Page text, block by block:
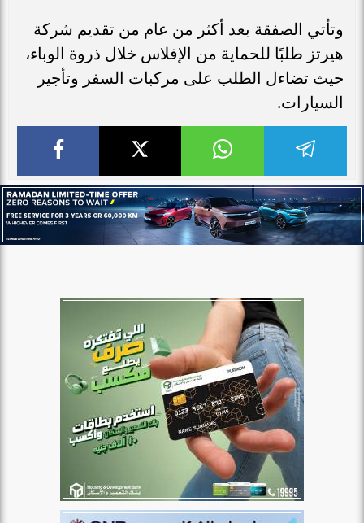
وتأتي الصفقة بعد أكثر من عام من تقديم شركة
هيرتز طلبًا للحماية من الإفلاس خلال ذروة الوباء،
حيث تضاءل الطلب على مركبات السفر وتأجير
السيارات.